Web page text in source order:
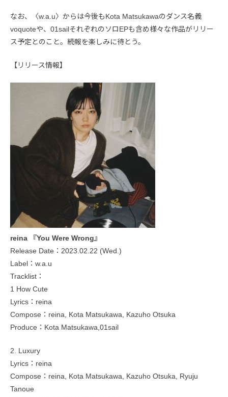
なお、〈w.a.u〉からは今後もKota Matsukawaのダンス名義
voquoteや、01sailそれぞれのソロEPも含め様々な作品がリリー
ス予定とのこと。続報を楽しみに待とう。
【リリース情報】
reina 『You Were Wrong』
Release Date：2023.02.22 (Wed.)
Label：w.a.u
Tracklist：
1 How Cute
Lyrics：reina
Compose：reina, Kota Matsukawa, Kazuho Otsuka
Produce：Kota Matsukawa,01sail
2. Luxury
Lyrics：reina
Compose：reina, Kota Matsukawa, Kazuho Otsuka, Ryuju
Tanoue